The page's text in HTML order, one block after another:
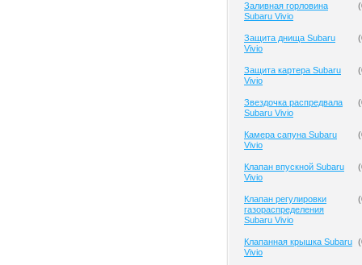
Заливная горловина
Subaru Vivio
(
Защита днища Subaru
Vivio
(
Защита картера Subaru
Vivio
(
Звездочка распредвала
Subaru Vivio
(
Камера сапуна Subaru
Vivio
(
Клапан впускной Subaru
Vivio
(
Клапан регулировки
газораспределения
Subaru Vivio
(
Клапанная крышка Subaru
Vivio
(